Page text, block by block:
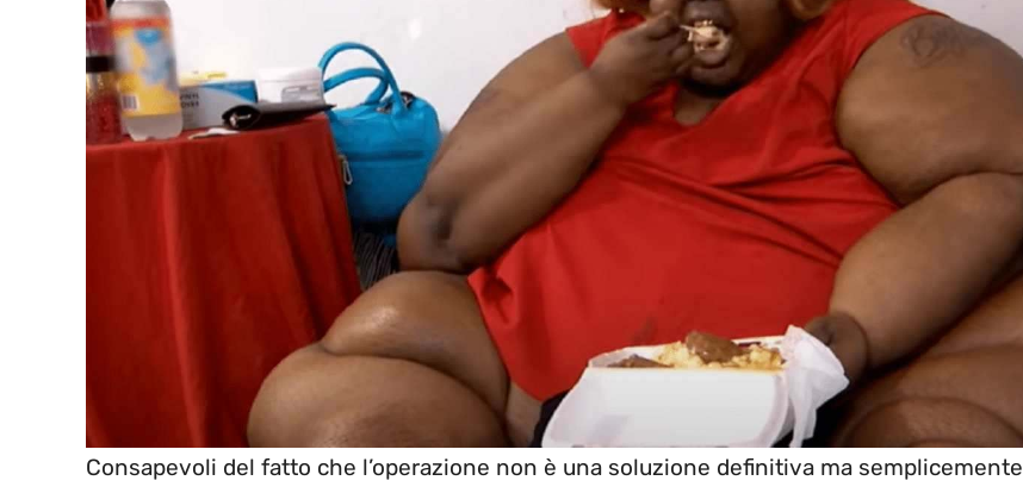
Consapevoli del fatto che l’operazione non è una soluzione definitiva ma semplicemente